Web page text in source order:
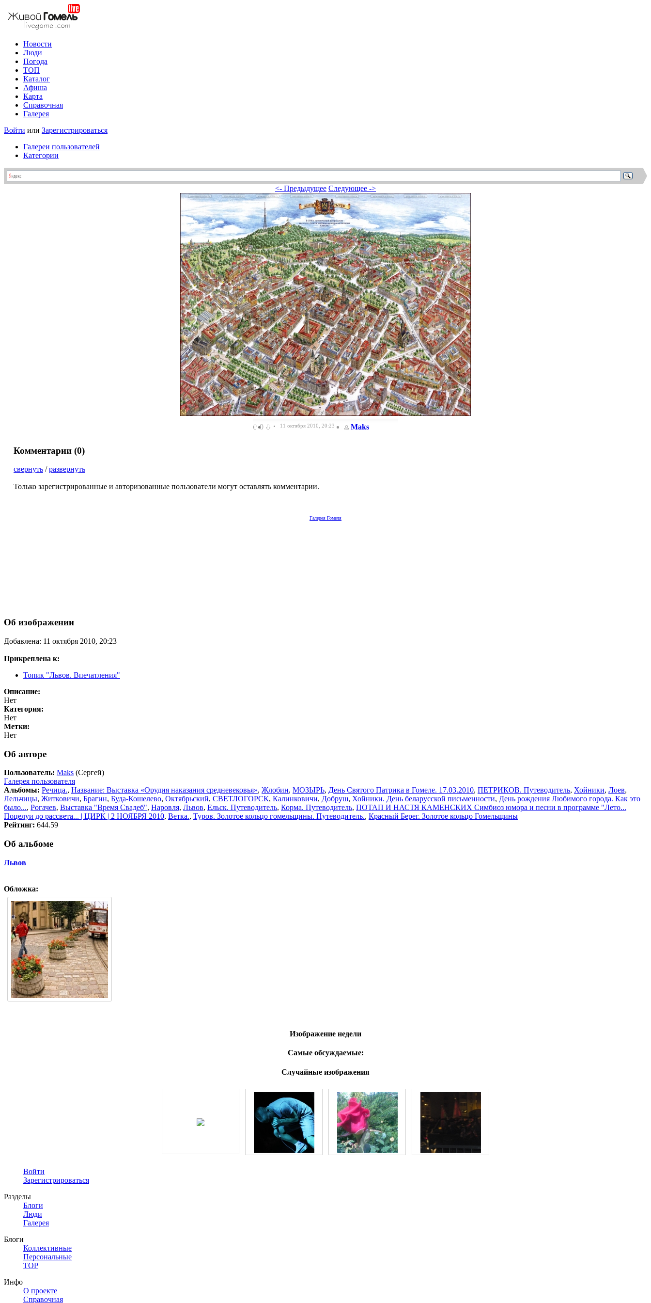
Новости
Люди
Погода
ТОП
Каталог
Афиша
Карта
Справочная
Галерея
Войти или Зарегистрироваться
Галереи пользователей
Категории
<- Предыдущее Следующее ->
0 11 октября 2010, 20:23 Maks
Комментарии (0)
свернуть /развернуть
Только зарегистрированные и авторизованные пользователи могут оставлять комментарии.
Галерея Гомеля
Об изображении
Добавлена: 11 октября 2010, 20:23
Прикреплена к:
Топик "Львов. Впечатления"
Описание:
Нет
Категория:
Нет
Метки:
Нет
Об авторе
Пользователь: Maks (Сергей)
Галерея пользователя
Альбомы: Речица., Название: Выставка «Орудия наказания средневековья», Жлобин, МОЗЫРЬ, День Святого Патрика в Гомеле. 17.03.2010, ПЕТРИКОВ. Путеводитель, Хойники, Лоев,
Лельчицы, Житковичи, Брагин, Буда-Кошелево, Октябрьский, СВЕТЛОГОРСК, Калинковичи, Добруш, Хойники. День беларусской письменности, День рождения Любимого города. Как это
было..., Рогачев, Выставка "Время Свадеб", Наровля, Львов, Ельск. Путеводитель, Корма. Путеводитель, ПОТАП И НАСТЯ КАМЕНСКИХ Симбиоз юмора и песни в программе "Лето...
Поцелуи до рассвета... | ЦИРК | 2 НОЯБРЯ 2010, Ветка., Туров. Золотое кольцо гомельщины. Путеводитель., Красный Берег. Золотое кольцо Гомельщины
Рейтинг: 644.59
Об альбоме
Львов
Обложка:
Изображение недели
Самые обсуждаемые:
Случайные изображения
Войти
Зарегистрироваться
Разделы
Блоги
Люди
Галерея
Блоги
Коллективные
Персональные
TOP
Инфо
О проекте
Справочная